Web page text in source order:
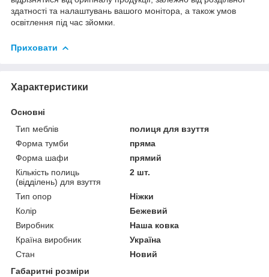
здатності та налаштувань вашого монітора, а також умов
освітлення під час зйомки.
Приховати
Характеристики
Основні
Тип меблів
полиця для взуття
Форма тумби
пряма
Форма шафи
прямий
Кількість полиць
(відділень) для взуття
2 шт.
Тип опор
Ніжки
Колір
Бежевий
Виробник
Наша ковка
Країна виробник
Україна
Стан
Новий
Габаритні розміри